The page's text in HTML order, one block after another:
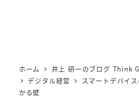
ホーム
井上 研一のブログ
デジタル経営
スマートデバイ
かる壁